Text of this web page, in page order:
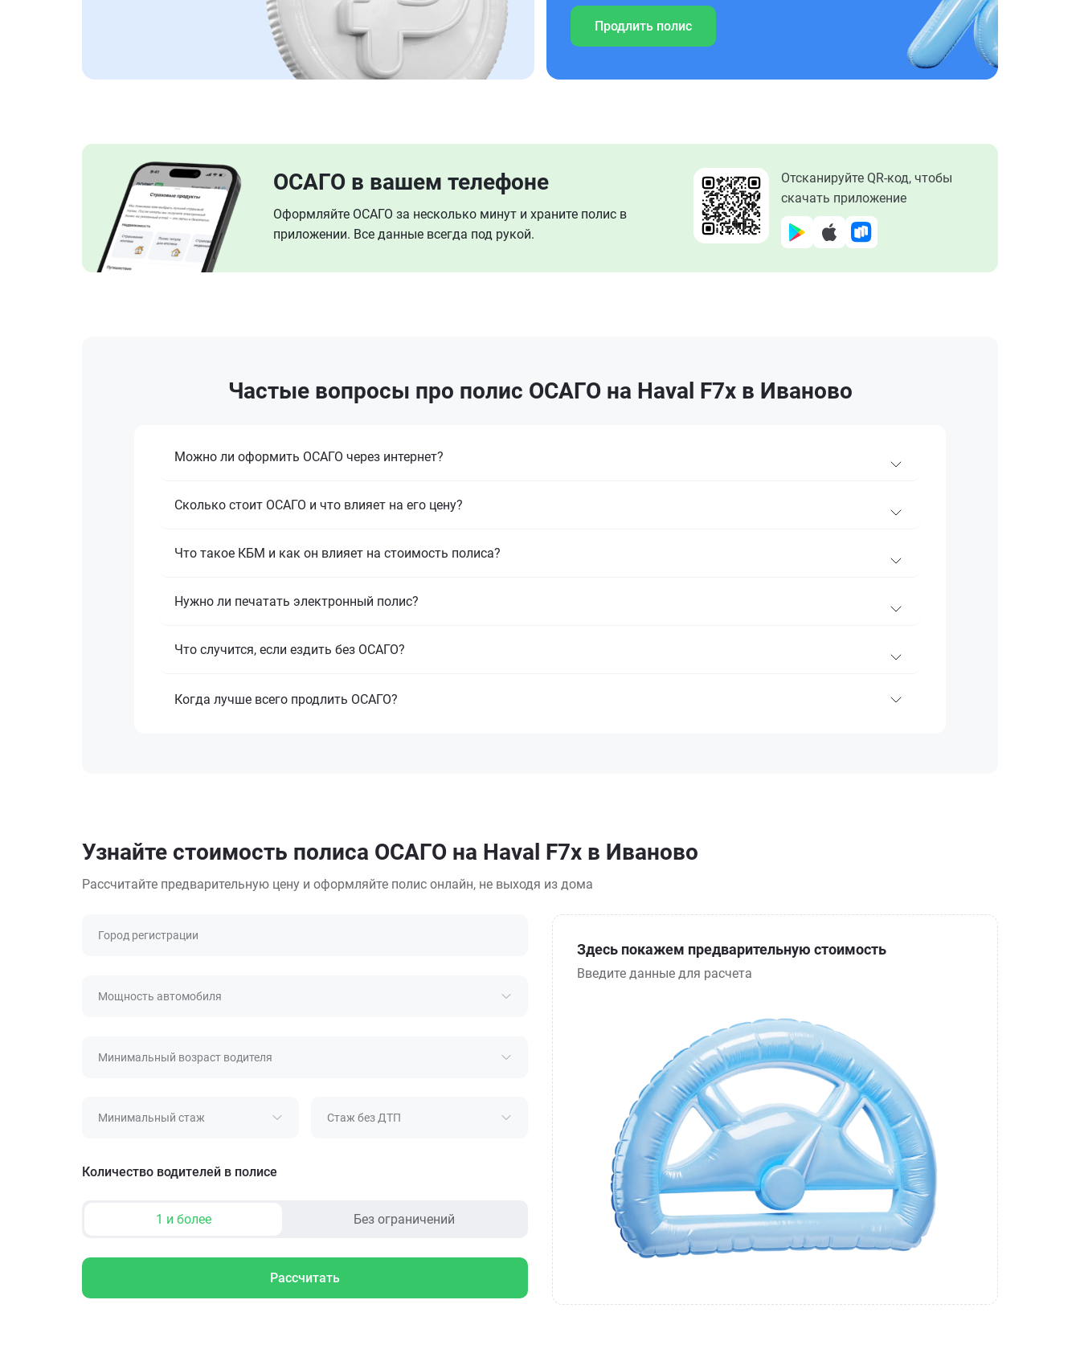
Продлить полис
ОСАГО в вашем телефоне
Оформляйте ОСАГО за несколько минут и храните полис в
приложении. Все данные всегда под рукой.
Отсканируйте QR-код, чтобы
скачать приложение
Частые вопросы про полис ОСАГО на Haval F7x в Иваново
Можно ли оформить ОСАГО через интернет?
Сколько стоит ОСАГО и что влияет на его цену?
Что такое КБМ и как он влияет на стоимость полиса?
Нужно ли печатать электронный полис?
Что случится, если ездить без ОСАГО?
Когда лучше всего продлить ОСАГО?
Узнайте стоимость полиса ОСАГО на Haval F7x в Иваново
Рассчитайте предварительную цену и оформляйте полис онлайн, не выходя из дома
Город регистрации
Мощность автомобиля
Минимальный возраст водителя
Минимальный стаж Стаж без ДТП
Количество водителей в полисе
1 и более Без ограничений
Рассчитать
Здесь покажем предварительную стоимость
Введите данные для расчета